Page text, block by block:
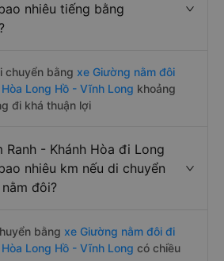
nhiêu tiếng bằng
chuyển bằng xe Giường nằm đôi
Long Hồ - Vĩnh Long khoảng
đi khá thuận lợi
Ranh - Khánh Hòa đi Long
nhiêu km nếu di chuyển
đôi?
bằng xe Giường nằm đôi đi
Long Hồ - Vĩnh Long có chiều